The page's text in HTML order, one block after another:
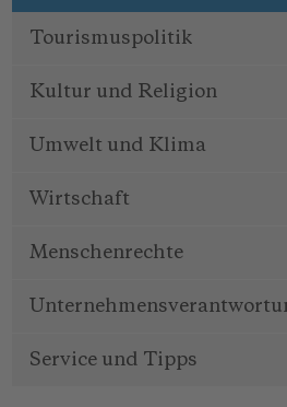
Tourismuspolitik
Kultur und Religion
Umwelt und Klima
Wirtschaft
Menschenrechte
Service und Tipps